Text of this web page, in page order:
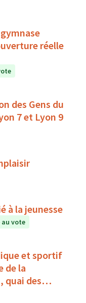
réelle
des Gens du
7 et Lyon 9
à la jeunesse
au vote
et sportif
de la
quai des